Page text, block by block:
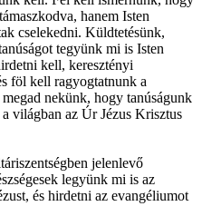
hanem Isten
cselekedni. Küldtetésünk,
tegyünk mi is Isten
kell, keresztényi
föl kell ragyogtatnunk a
nekünk, hogy tanúságunk
világban az Úr Jézus Krisztus
jelenlevő
legyünk mi is az
és hirdetni az evangéliumot